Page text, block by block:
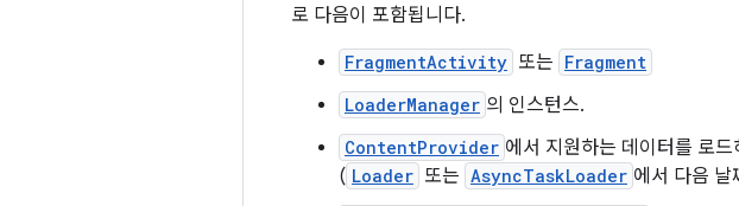
로 다음이 포함됩니다.
FragmentActivity 또는 Fragment
LoaderManager 의 인스턴스.
ContentProvider 에서 지원하는 데이터를 로드
( Loader 또는 AsyncTaskLoader 에서 다음 날